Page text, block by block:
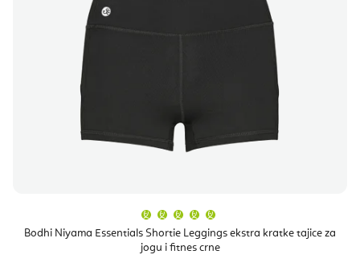
Bodhi Niyama Essentials Shortie Leggings ekstra kratke tajice za
jogu i fitnes crne
proizvoda
je
5,0